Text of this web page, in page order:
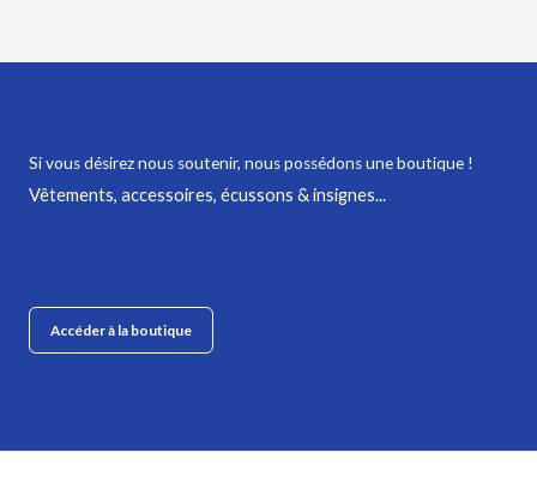
Si vous désirez nous soutenir, nous possédons une boutique !
Vêtements, accessoires, écussons & insignes...
Accéder à la boutique